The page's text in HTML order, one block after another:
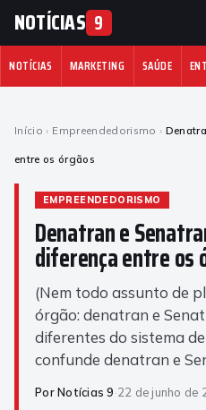
NOTÍCIAS 9
NOTÍCIAS MARKETING SAÚDE
Início › Empreendedorismo ›
entre os órgãos
EMPREENDEDORISMO
Denatran e
diferença entre os
(Nem todo assunto de
órgão: denatran e
diferentes do sistema
confunde denatran e
Por Notícias 9·22 de junho de